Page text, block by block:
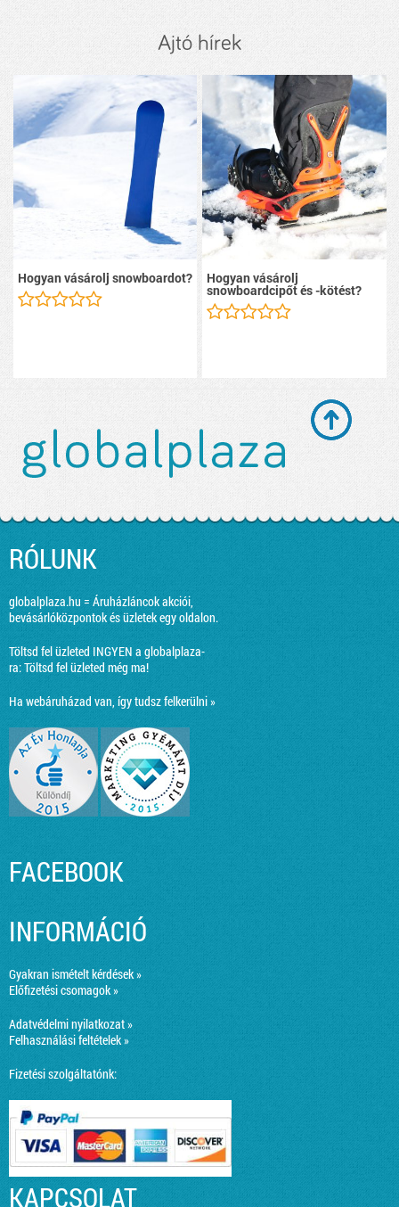
Ajtó hírek
Hogyan vásárolj snowboardot? Hogyan vásárolj
snowboardcipőt és -kötést?
RÓLUNK
globalplaza.hu = Áruházláncok akciói,
bevásárlóközpontok és üzletek egy oldalon.
Töltsd fel üzleted INGYEN a globalplaza-
ra:Töltsd fel üzleted még ma!
Ha webáruházad van, így tudsz felkerülni »
FACEBOOK
INFORMÁCIÓ
Gyakran ismételt kérdések »
Előfizetési csomagok »
Adatvédelmi nyilatkozat »
Felhasználási feltételek »
Fizetési szolgáltatónk:
KAPCSOLAT